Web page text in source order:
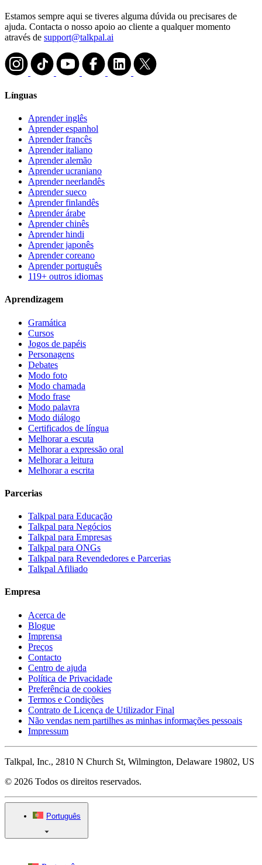
Estamos sempre aqui se tiveres alguma dúvida ou precisares de
ajuda. Contacta o nosso apoio ao cliente a qualquer momento
através de support@talkpal.ai
Línguas
Aprender inglês
Aprender espanhol
Aprender francês
Aprender italiano
Aprender alemão
Aprender ucraniano
Aprender neerlandês
Aprender sueco
Aprender finlandês
Aprender árabe
Aprender chinês
Aprender hindi
Aprender japonês
Aprender coreano
Aprender português
119+ outros idiomas
Aprendizagem
Gramática
Cursos
Jogos de papéis
Personagens
Debates
Modo foto
Modo chamada
Modo frase
Modo palavra
Modo diálogo
Certificados de língua
Melhorar a escuta
Melhorar a expressão oral
Melhorar a leitura
Melhorar a escrita
Parcerias
Talkpal para Educação
Talkpal para Negócios
Talkpal para Empresas
Talkpal para ONGs
Talkpal para Revendedores e Parcerias
Talkpal Afiliado
Empresa
Acerca de
Blogue
Imprensa
Preços
Contacto
Centro de ajuda
Política de Privacidade
Preferência de cookies
Termos e Condições
Contrato de Licença de Utilizador Final
Não vendas nem partilhes as minhas informações pessoais
Impressum
Talkpal, Inc., 2810 N Church St, Wilmington, Delaware 19802, US
© 2026 Todos os direitos reservados.
Português